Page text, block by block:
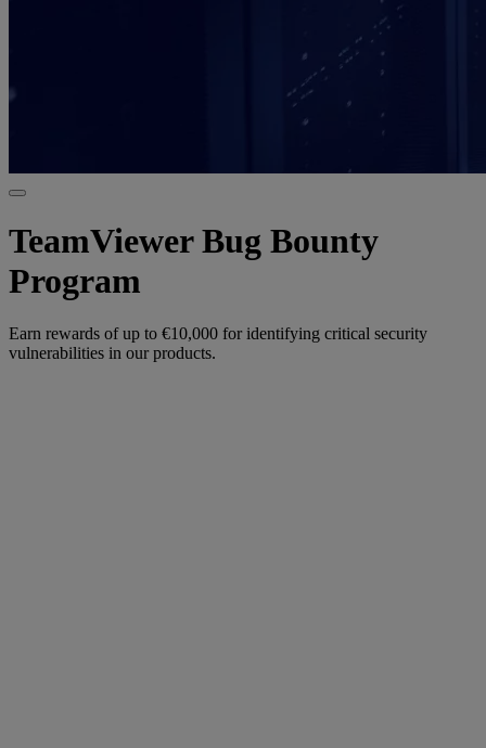
TeamViewer Bug Bounty
Program
Earn rewards of up to €10,000 for identifying critical security
vulnerabilities in our products.